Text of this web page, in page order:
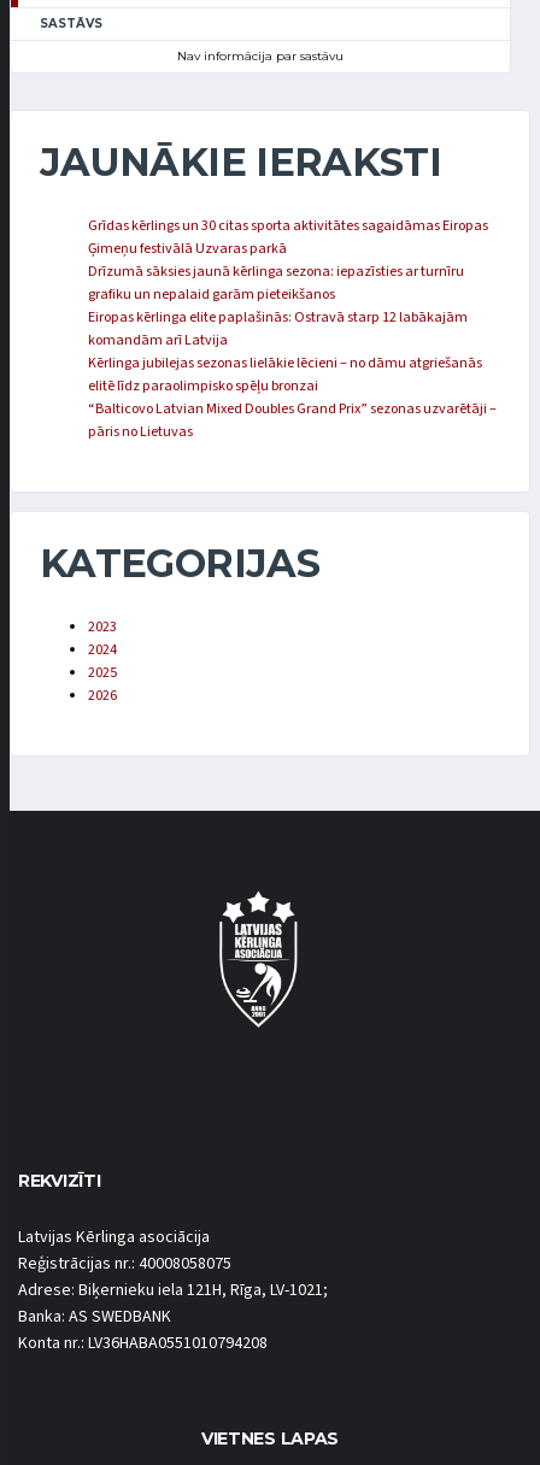
SASTĀVS
Nav informācija par sastāvu
JAUNĀKIE IERAKSTI
Grīdas kērlings un 30 citas sporta aktivitātes sagaidāmas Eiropas
Ģimeņu festivālā Uzvaras parkā
Drīzumā sāksies jaunā kērlinga sezona: iepazīsties ar turnīru
grafiku un nepalaid garām pieteikšanos
Eiropas kērlinga elite paplašinās: Ostravā starp 12 labākajām
komandām arī Latvija
Kērlinga jubilejas sezonas lielākie lēcieni – no dāmu atgriešanās
elitē līdz paraolimpisko spēļu bronzai
“Balticovo Latvian Mixed Doubles Grand Prix” sezonas uzvarētāji –
pāris no Lietuvas
KATEGORIJAS
2023
2024
2025
2026
REKVIZĪTI
Latvijas Kērlinga asociācija
Reģistrācijas nr.: 40008058075
Adrese: Biķernieku iela 121H, Rīga, LV-1021;
Banka: AS SWEDBANK
Konta nr.: LV36HABA0551010794208
VIETNES LAPAS